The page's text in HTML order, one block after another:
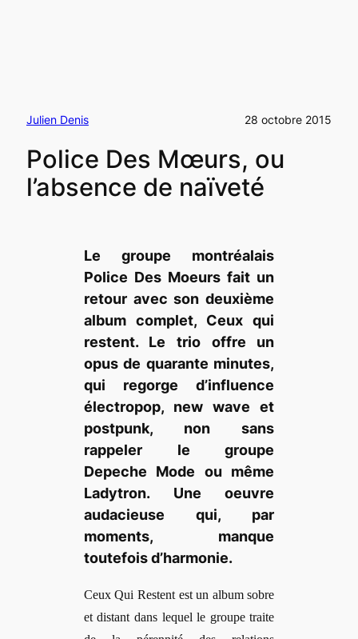
Julien Denis 28 octobre 2015
Police Des Mœurs, ou
l’absence de naïveté
Le groupe montréalais
Police Des Moeurs fait un
retour avec son deuxième
album complet, Ceux qui
restent. Le trio offre un
opus de quarante minutes,
qui regorge d’influence
électropop, new wave et
postpunk, non sans
rappeler le groupe
Depeche Mode ou même
Ladytron. Une oeuvre
audacieuse qui, par
moments, manque
toutefois d’harmonie.
Ceux Qui Restent est un album sobre
et distant dans lequel le groupe traite